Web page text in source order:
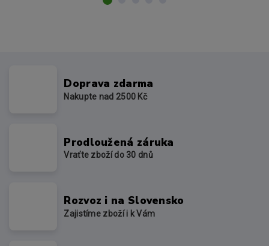
Doprava zdarma
Nakupte nad 2500 Kč
Prodloužená záruka
Vraťte zboží do 30 dnů
Rozvoz i na Slovensko
Zajistíme zboží i k Vám